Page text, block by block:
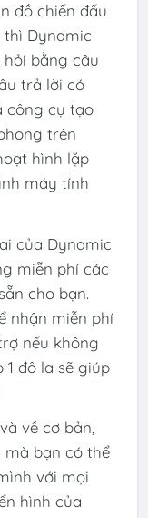
đồ chiến đấu
Dynamic
bằng câu
trả lời có
công cụ tạo
trên
hình lặp
máy tính
của Dynamic
miễn phí các
cho bạn.
nhận miễn phí
nếu không
đô la sẽ giúp
về cơ bản,
bạn có thể
với mọi
hình của